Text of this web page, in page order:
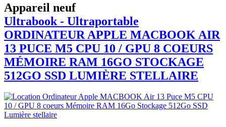
Appareil neuf
Ultrabook - Ultraportable
ORDINATEUR APPLE MACBOOK AIR
13 PUCE M5 CPU 10 / GPU 8 COEURS
MÉMOIRE RAM 16GO STOCKAGE
512GO SSD LUMIÈRE STELLAIRE